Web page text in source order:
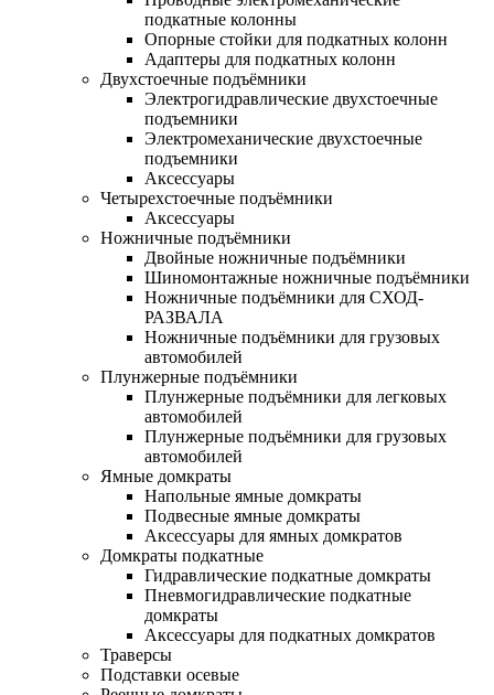
подкатные колонны
Опорные стойки для подкатных колонн
Адаптеры для подкатных колонн
Двухстоечные подъёмники
Электрогидравлические двухстоечные
подъемники
Электромеханические двухстоечные
подъемники
Аксессуары
Четырехстоечные подъёмники
Аксессуары
Ножничные подъёмники
Двойные ножничные подъёмники
Шиномонтажные ножничные подъёмники
Ножничные подъёмники для СХОД-
РАЗВАЛА
Ножничные подъёмники для грузовых
автомобилей
Плунжерные подъёмники
Плунжерные подъёмники для легковых
автомобилей
Плунжерные подъёмники для грузовых
автомобилей
Ямные домкраты
Напольные ямные домкраты
Подвесные ямные домкраты
Аксессуары для ямных домкратов
Домкраты подкатные
Гидравлические подкатные домкраты
Пневмогидравлические подкатные
домкраты
Аксессуары для подкатных домкратов
Траверсы
Подставки осевые